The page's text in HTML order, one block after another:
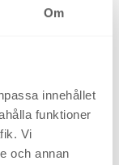
Om
innehållet
funktioner
Vi
och annan
vilket kan
kanal
likaså